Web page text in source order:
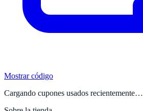
Mostrar código
Cargando cupones usados recientemente…